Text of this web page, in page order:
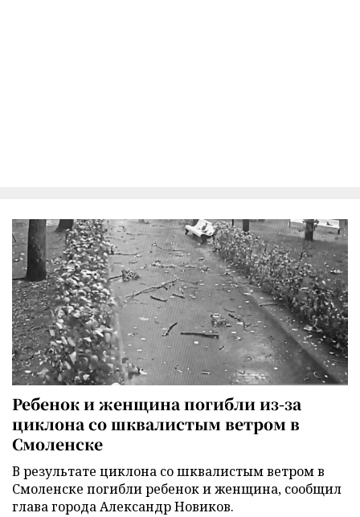
Ребенок и женщина погибли из-за
циклона со шквалистым ветром в
Смоленске
В результате циклона со шквалистым ветром в
Смоленске погибли ребенок и женщина, сообщил
глава города Александр Новиков.